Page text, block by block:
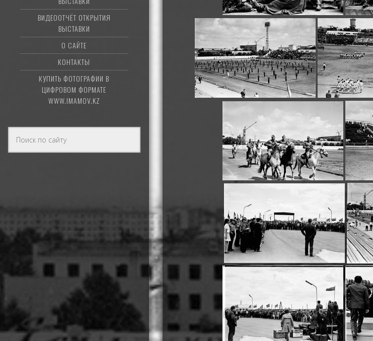
ВИДЕООТЧЁТ ОТКРЫТИЯ
ВЫСТАВКИ
О САЙТЕ
КОНТАКТЫ
КУПИТЬ ФОТОГРАФИИ В
ЦИФРОВОМ ФОРМАТЕ
WWW.IMAMOV.KZ